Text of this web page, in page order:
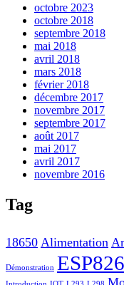
fref=ts
sur
Facebook
octobre 2023
octobre 2018
septembre 2018
mai 2018
avril 2018
mars 2018
février 2018
décembre 2017
novembre 2017
septembre 2017
août 2017
mai 2017
avril 2017
novembre 2016
Tag
18650 Alimentation
Démonstration